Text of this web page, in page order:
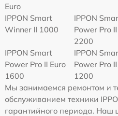
Euro
IPPON Smart
Winner II 1000
IPPON
Power Pro
2200
IPPON Smart
Power Pro II Euro
1600
IPPON
Power Pro
1200
Мы занимаемся ремонтом и
обслуживанием техники
гарантийного периода. Наш